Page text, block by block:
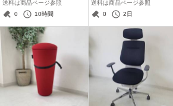
送料は商品ページ参照
0
10時間
ッド■管理番号：D-05-75
送料は商品ページ参照
0
2日